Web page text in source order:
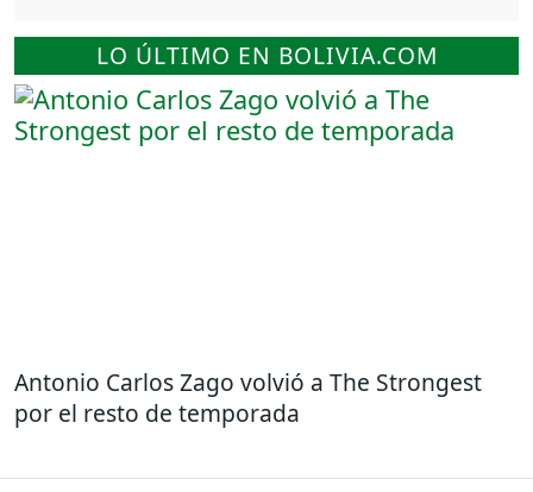
LO ÚLTIMO EN BOLIVIA.COM
Antonio Carlos Zago volvió a The Strongest
por el resto de temporada